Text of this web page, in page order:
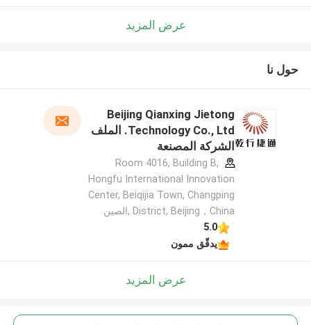
عرض المزيد
حول نا
Beijing Qianxing Jietong
Technology Co., Ltd. الملف
الشركة المصنعة
Room 4016, Building B,
Hongfu International Innovation
Center, Beiqijia Town, Changping
District, Beijing，China ,الصين
5.0
يدقّق ممون
عرض المزيد